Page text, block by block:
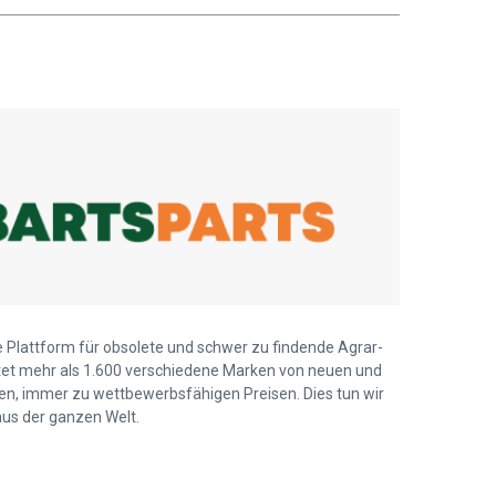
Plattform für obsolete und schwer zu findende Agrar-
mehr als 1.600 verschiedene Marken von neuen und
immer zu wettbewerbsfähigen Preisen. Dies tun wir
der ganzen Welt.